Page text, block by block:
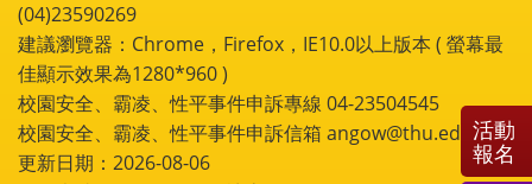
(04)23590269
建議瀏覽器：Chrome，Firefox，IE10.0以上版本 ( 螢幕最
佳顯示效果為1280*960 )
校園安全、霸凌、性平事件申訴專線 04-23504545
校園安全、霸凌、性平事件申訴信箱 angow@thu.edu.tw
更新日期：2026-08-06
活動
報名